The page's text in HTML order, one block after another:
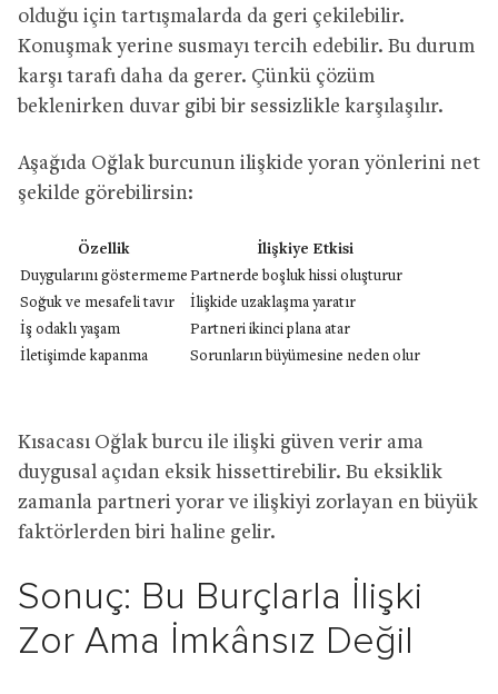
olduğu için tartışmalarda da geri çekilebilir.
Konuşmak yerine susmayı tercih edebilir. Bu durum
karşı tarafı daha da gerer. Çünkü çözüm
beklenirken duvar gibi bir sessizlikle karşılaşılır.
Aşağıda Oğlak burcunun ilişkide yoran yönlerini net
şekilde görebilirsin:
Özellik
İlişkiye Etkisi
Duygularını göstermeme Partnerde boşluk hissi oluşturur
Soğuk ve mesafeli tavır
İlişkide uzaklaşma yaratır
İş odaklı yaşam
Partneri ikinci plana atar
İletişimde kapanma
Sorunların büyümesine neden olur
Kısacası Oğlak burcu ile ilişki güven verir ama
duygusal açıdan eksik hissettirebilir. Bu eksiklik
zamanla partneri yorar ve ilişkiyi zorlayan en büyük
faktörlerden biri haline gelir.
Sonuç: Bu Burçlarla İlişki
Zor Ama İmkânsız Değil